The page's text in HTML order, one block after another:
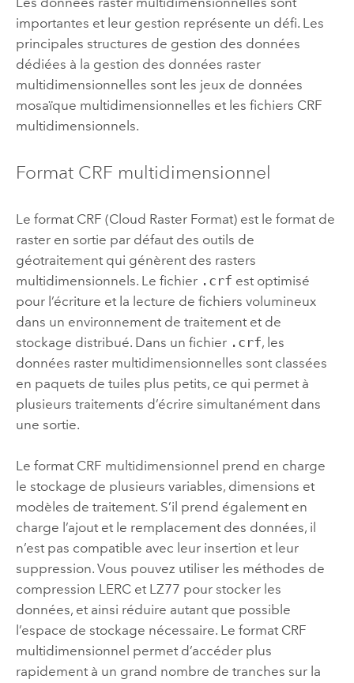
importantes et leur gestion représente un défi. Les
principales structures de gestion des données
dédiées à la gestion des données raster
multidimensionnelles sont les jeux de données
mosaïque multidimensionnelles et les fichiers CRF
multidimensionnels.
Format CRF multidimensionnel
Le format CRF (Cloud Raster Format) est le format de
raster en sortie par défaut des outils de
géotraitement qui génèrent des rasters
multidimensionnels. Le fichier .crf est optimisé
pour l’écriture et la lecture de fichiers volumineux
dans un environnement de traitement et de
stockage distribué. Dans un fichier .crf, les
données raster multidimensionnelles sont classées
en paquets de tuiles plus petits, ce qui permet à
plusieurs traitements d’écrire simultanément dans
une sortie.
Le format CRF multidimensionnel prend en charge
le stockage de plusieurs variables, dimensions et
modèles de traitement. S’il prend également en
charge l’ajout et le remplacement des données, il
n’est pas compatible avec leur insertion et leur
suppression. Vous pouvez utiliser les méthodes de
compression LERC et LZ77 pour stocker les
données, et ainsi réduire autant que possible
l’espace de stockage nécessaire. Le format CRF
multidimensionnel permet d’accéder plus
rapidement à un grand nombre de tranches sur la